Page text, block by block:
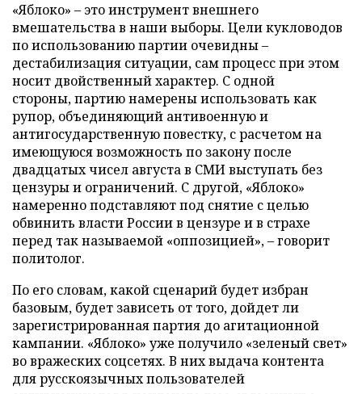
«Яблоко» – это инструмент внешнего
вмешательства в наши выборы. Цели кукловодов
по использованию партии очевидны –
дестабилизация ситуации, сам процесс при этом
носит двойственный характер. С одной
стороны, партию намерены использовать как
рупор, объединяющий антивоенную и
антигосударственную повестку, с расчетом на
имеющуюся возможность по закону после
двадцатых чисел августа в СМИ выступать без
цензуры и ограничений. С другой, «Яблоко»
намеренно подставляют под снятие с целью
обвинить власти России в цензуре и в страхе
перед так называемой «оппозицией», – говорит
политолог.
По его словам, какой сценарий будет избран
базовым, будет зависеть от того, дойдет ли
зарегистрированная партия до агитационной
кампании. «Яблоко» уже получило «зеленый свет»
во вражеских соцсетях. В них выдача контента
для русскоязычных пользователей